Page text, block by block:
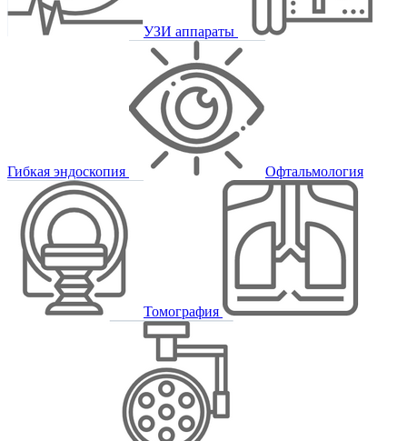
УЗИ аппараты
Гибкая эндоскопия Офтальмология
Томография